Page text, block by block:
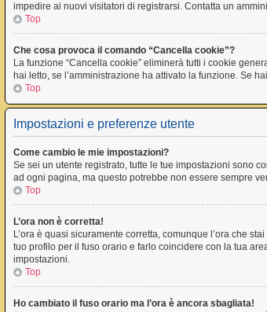
impedire ai nuovi visitatori di registrarsi. Contatta un
Top
Che cosa provoca il comando “Cancella cookie”?
La funzione “Cancella cookie” eliminerà tutti i cookie
hai letto, se l’amministrazione ha attivato la funzione. Se
Top
Impostazioni e preferenze utente
Come cambio le mie impostazioni?
Se sei un utente registrato, tutte le tue impostazioni sono
ad ogni pagina, ma questo potrebbe non essere sempre
Top
L’ora non è corretta!
L’ora è quasi sicuramente corretta, comunque l’ora che
tuo profilo per il fuso orario e farlo coincidere con la tua
impostazioni.
Top
Ho cambiato il fuso orario ma l’ora è ancora sbagliata!